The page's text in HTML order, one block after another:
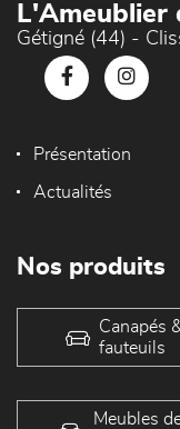
L'Ameublier
Gétigné (44) -
Présentation
Actualités
Nos produits
Canapés
fauteuils
Meubles